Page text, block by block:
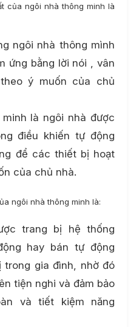
của ngôi nhà thông minh là
ngôi nhà thông mình
ứng bằng lời nói , vân
ý muốn của chủ
là ngôi nhà được
điều khiến tự động
để các thiết bị hoạt
của chủ nhà.
ngôi nhà thông minh là:
trang bị hệ thống
hay bán tự động
gia đình, nhờ đó
tiện nghi và đảm bảo
và tiết kiệm năng